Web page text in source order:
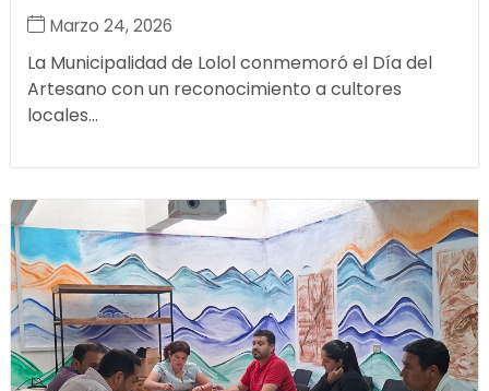
Marzo 24, 2026
La Municipalidad de Lolol conmemoró el Día del
Artesano con un reconocimiento a cultores
locales...